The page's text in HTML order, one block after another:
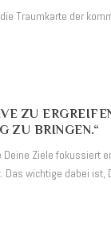
Traumkarte der
ZU
ZU BRINGEN.“
Ziele fokussiert
wichtige dabei ist,